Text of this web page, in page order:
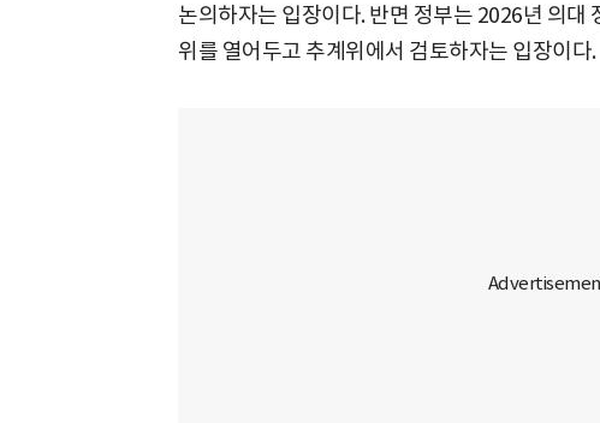
논의하자는 입장이다. 반면 정부는 2026년 의대
위를 열어두고 추계위에서 검토하자는 입장이다.